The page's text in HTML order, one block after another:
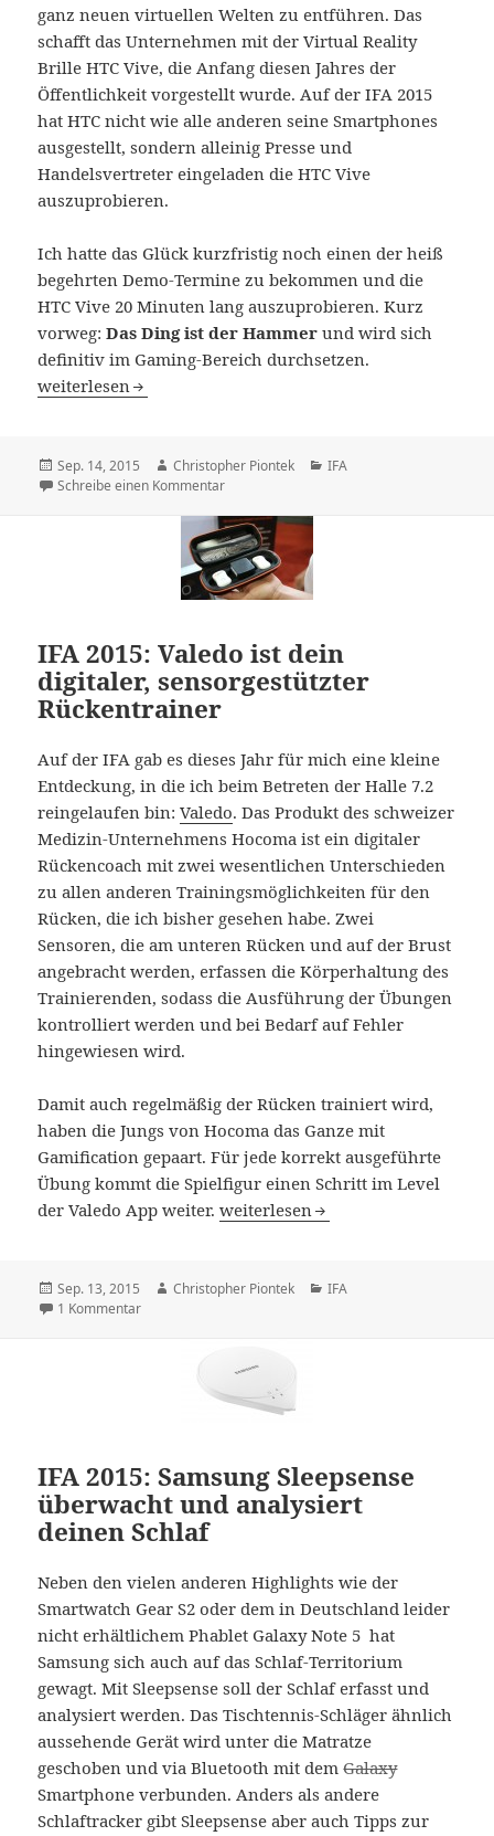
ganz neuen virtuellen Welten zu entführen. Das
schafft das Unternehmen mit der Virtual Reality
Brille HTC Vive, die Anfang diesen Jahres der
Öffentlichkeit vorgestellt wurde. Auf der IFA 2015
hat HTC nicht wie alle anderen seine Smartphones
ausgestellt, sondern alleinig Presse und
Handelsvertreter eingeladen die HTC Vive
auszuprobieren.
Ich hatte das Glück kurzfristig noch einen der heiß
begehrten Demo-Termine zu bekommen und die
HTC Vive 20 Minuten lang auszuprobieren. Kurz
vorweg:Das Ding ist der Hammer und wird sich
definitiv im Gaming-Bereich durchsetzen.
HTC Vive auf der IFA 2015 ausprobiert
weiterlesen
Veröffentlicht
am
Sep. 14, 2015 Autor
Christopher Piontek Kategorien
IFA
Schreibe einen Kommentarzu HTC Vive auf der IFA 2015 ausprobiert
IFA 2015: Valedo ist dein
digitaler, sensorgestützter
Rückentrainer
Auf der IFA gab es dieses Jahr für mich eine kleine
Entdeckung, in die ich beim Betreten der Halle 7.2
reingelaufen bin:Valedo. Das Produkt des schweizer
Medizin-Unternehmens Hocoma ist ein digitaler
Rückencoach mit zwei wesentlichen Unterschieden
zu allen anderen Trainingsmöglichkeiten für den
Rücken, die ich bisher gesehen habe. Zwei
Sensoren, die am unteren Rücken und auf der Brust
angebracht werden, erfassen die Körperhaltung des
Trainierenden, sodass die Ausführung der Übungen
kontrolliert werden und bei Bedarf auf Fehler
hingewiesen wird.
Damit auch regelmäßig der Rücken trainiert wird,
haben die Jungs von Hocoma das Ganze mit
Gamification gepaart. Für jede korrekt ausgeführte
Übung kommt die Spielfigur einen Schritt im Level
der Valedo App weiter.IFA 2015: Valedo ist dein
weiterlesen
Veröffentlicht
am
Sep. 13, 2015 Autor
Christopher Piontek Kategorien
IFA
1 Kommentarzu IFA 2015: Valedo ist dein digitaler, sensorgestützter
IFA 2015: Samsung Sleepsense
überwacht und analysiert
deinen Schlaf
Neben den vielen anderen Highlights wie der
Smartwatch Gear S2 oder dem in Deutschland leider
nicht erhältlichem Phablet Galaxy Note 5 hat
Samsung sich auch auf das Schlaf-Territorium
gewagt. Mit Sleepsense soll der Schlaf erfasst und
analysiert werden. Das Tischtennis-Schläger ähnlich
aussehende Gerät wird unter die Matratze
geschoben und via Bluetooth mit demGalaxy
Smartphone verbunden. Anders als andere
Schlaftracker gibt Sleepsense aber auch Tipps zur